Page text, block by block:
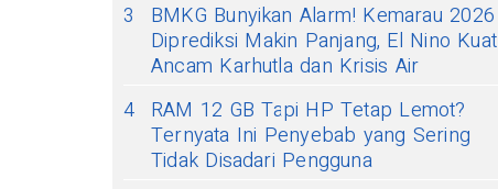
3
BMKG Bunyikan Alarm! Kemarau 2026
Diprediksi Makin Panjang, El Nino Kuat
Ancam Karhutla dan Krisis Air
4 RAM 12 GB Tapi HP Tetap Lemot?
Ternyata Ini Penyebab yang Sering
Tidak Disadari Pengguna